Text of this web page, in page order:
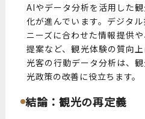
AIやデータ分析を活用した
化が進んでいます。デジタ
ニーズに合わせた情報提供
提案など、観光体験の質向
光客の行動データ分析は、
光政策の改善に役立ちます。
結論：観光の再定義